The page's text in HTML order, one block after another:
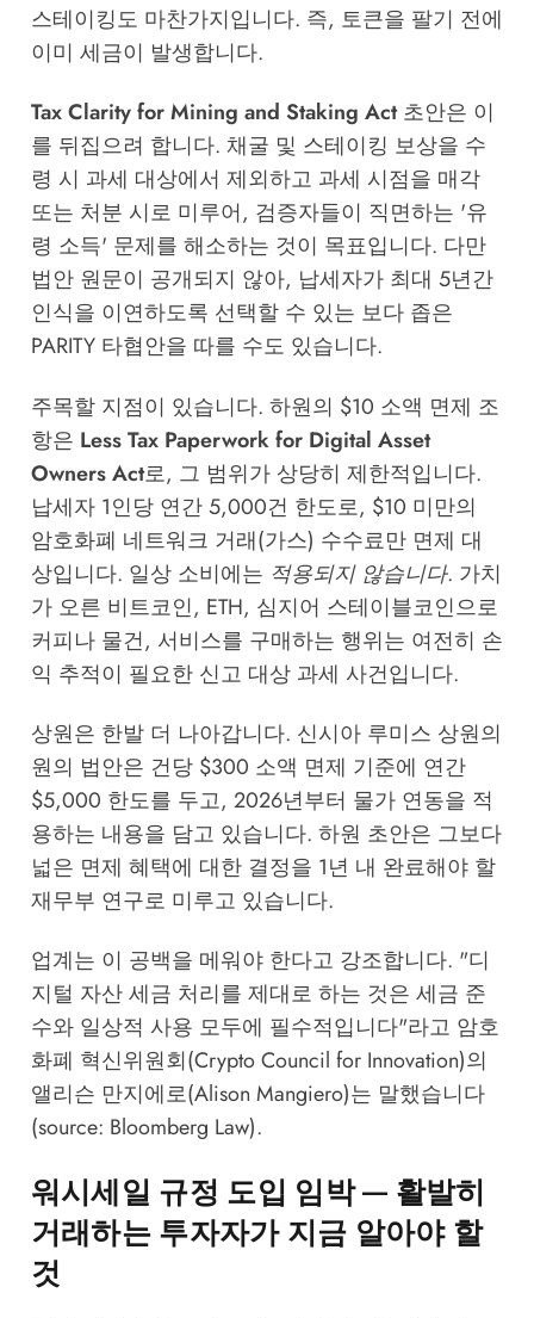
스테이킹도 마찬가지입니다. 즉, 토큰을 팔기 전에
이미 세금이 발생합니다.
Tax Clarity for Mining and Staking Act초안은 이
를 뒤집으려 합니다. 채굴 및 스테이킹 보상을 수
령 시 과세 대상에서 제외하고 과세 시점을 매각
또는 처분 시로 미루어, 검증자들이 직면하는 '유
령 소득' 문제를 해소하는 것이 목표입니다. 다만
법안 원문이 공개되지 않아, 납세자가 최대 5년간
인식을 이연하도록 선택할 수 있는 보다 좁은
PARITY 타협안을 따를 수도 있습니다.
주목할 지점이 있습니다. 하원의 $10 소액 면제 조
항은 Less Tax Paperwork for Digital Asset
Owners Act로, 그 범위가 상당히 제한적입니다.
납세자 1인당 연간 5,000건 한도로, $10 미만의
암호화폐 네트워크 거래(가스) 수수료만 면제 대
상입니다. 일상 소비에는 적용되지 않습니다. 가치
가 오른 비트코인, ETH, 심지어 스테이블코인으로
커피나 물건, 서비스를 구매하는 행위는 여전히 손
익 추적이 필요한 신고 대상 과세 사건입니다.
상원은 한발 더 나아갑니다. 신시아 루미스 상원의
원의 법안은 건당 $300 소액 면제 기준에 연간
$5,000 한도를 두고, 2026년부터 물가 연동을 적
용하는 내용을 담고 있습니다. 하원 초안은 그보다
넓은 면제 혜택에 대한 결정을 1년 내 완료해야 할
재무부 연구로 미루고 있습니다.
업계는 이 공백을 메워야 한다고 강조합니다. "디
지털 자산 세금 처리를 제대로 하는 것은 세금 준
수와 일상적 사용 모두에 필수적입니다"라고 암호
화폐 혁신위원회(Crypto Council for Innovation)의
앨리슨 만지에로(Alison Mangiero)는 말했습니다
(source: Bloomberg Law).
워시세일 규정 도입 임박 — 활발히
거래하는 투자자가 지금 알아야 할
것